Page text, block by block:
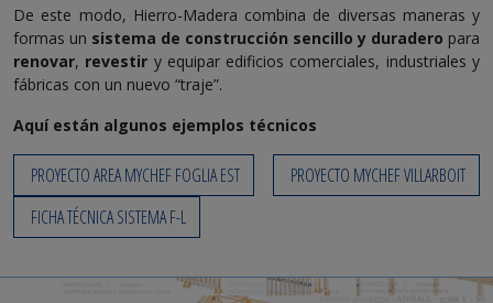
De este modo, Hierro-Madera combina de diversas maneras y
formas un sistema de construcción sencillo y duradero para
renovar, revestir y equipar edificios comerciales, industriales y
fábricas con un nuevo “traje”.
Aquí están algunos ejemplos técnicos
PROYECTO AREA MYCHEF FOGLIA EST
PROYECTO MYCHEF VILLARBOIT
FICHA TÉCNICA SISTEMA F-L